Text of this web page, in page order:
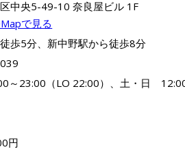
中央5-49-10 奈良屋ビル 1F
で見る
歩5分、新中野駅から徒歩8分
～23:00（LO 22:00）、土・日
円